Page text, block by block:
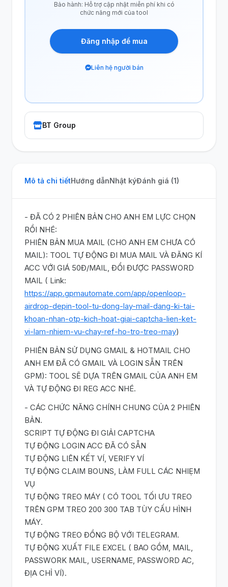
Bảo hành: Hỗ trợ cập nhật miễn phí khi có
chức năng mới của tool
Đăng nhập để mua
Liên hệ người bán
BT Group
Mô tả chi tiếtHướng dẫnNhật kýĐánh giá (1)
- ĐÃ CÓ 2 PHIÊN BẢN CHO ANH EM LỰC CHỌN
RỒI NHÉ:
PHIÊN BẢN MUA MAIL (CHO ANH EM CHƯA CÓ
MAIL): TOOL TỰ ĐỘNG ĐI MUA MAIL VÀ ĐĂNG KÍ
ACC VỚI GIÁ 50Đ/MAIL, ĐỔI ĐƯỢC PASSWORD
MAIL ( Link:
https://app.gpmautomate.com/app/openloop-
airdrop-depin-tool-tu-dong-lay-mail-dang-ki-tai-
khoan-nhan-otp-kich-hoat-giai-captcha-lien-ket-
vi-lam-nhiem-vu-chay-ref-ho-tro-treo-may)
PHIÊN BẢN SỬ DỤNG GMAIL & HOTMAIL CHO
ANH EM ĐÃ CÓ GMAIL VÀ LOGIN SẴN TRÊN
GPM): TOOL SẼ DỰA TRÊN GMAIL CỦA ANH EM
VÀ TỰ ĐỘNG ĐI REG ACC NHÉ.
- CÁC CHỨC NĂNG CHÍNH CHUNG CỦA 2 PHIÊN
BẢN.
SCRIPT TỰ ĐỘNG ĐI GIẢI CAPTCHA
TỰ ĐỘNG LOGIN ACC ĐÃ CÓ SẴN
TỰ ĐỘNG LIÊN KẾT VÍ, VERIFY VÍ
TỰ ĐỘNG CLAIM BOUNS, LÀM FULL CÁC NHIẸM
VỤ
TỰ ĐỘNG TREO MÁY ( CÓ TOOL TỐI ƯU TREO
TRÊN GPM TREO 200 300 TAB TÙY CẤU HÌNH
MÁY.
TỰ ĐỘNG TREO ĐỒNG BỘ VỚI TELEGRAM.
TỰ ĐỘNG XUẤT FILE EXCEL ( BAO GỒM, MAIL,
PASSWORK MAIL, USERNAME, PASSWORD AC,
ĐỊA CHỈ VÍ).